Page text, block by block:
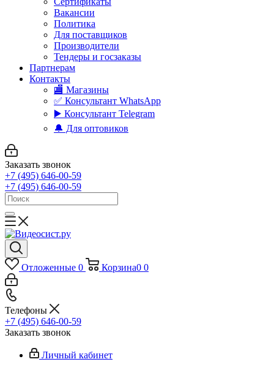
Вакансии
Политика
Для поставщиков
Производители
Тендеры и госзаказы
Партнерам
Контакты
🏬 Магазины
✅️ Консультант WhatsApp
▶️ Консультант Telegram
🔔 Для оптовиков
Заказать звонок
+7 (495) 646-00-59
+7 (495) 646-00-59
Отложенные 0 Корзина0 0
Телефоны
+7 (495) 646-00-59
Заказать звонок
Личный кабинет